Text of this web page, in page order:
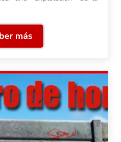
más
Envejeciendo un 303 de